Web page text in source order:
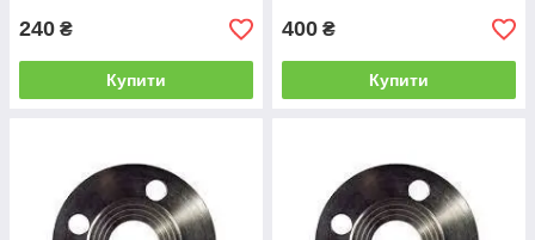
240 ₴
Купити
400 ₴
Купити